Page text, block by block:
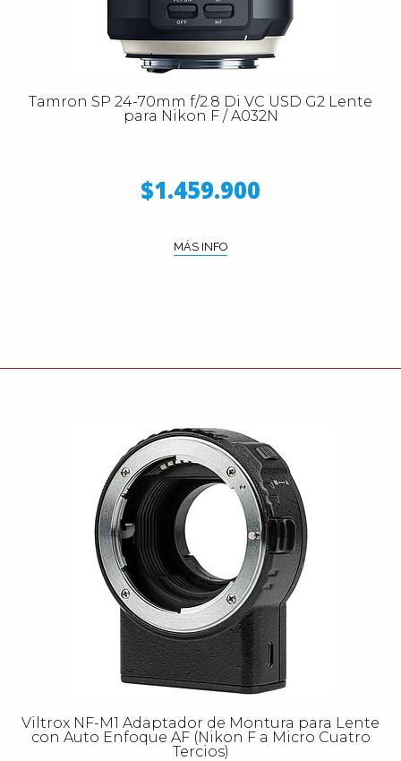
Tamron SP 24-70mm f/2.8 Di VC USD G2 Lente
para Nikon F / A032N
$1.459.900
MÁS INFO
Viltrox NF-M1 Adaptador de Montura para Lente
con Auto Enfoque AF (Nikon F a Micro Cuatro
Tercios)